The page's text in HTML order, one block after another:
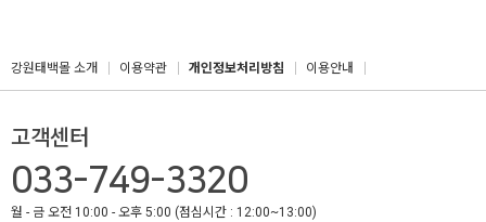
강원태백몰 소개 이용약관 개인정보처리방침 이용안내
고객센터
033-749-3320
월 - 금 오전 10:00 - 오후 5:00 (점심시간 : 12:00~13:00)